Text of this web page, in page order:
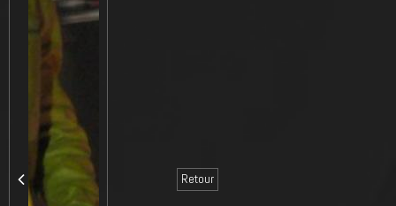
Retour